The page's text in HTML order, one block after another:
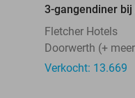
3-gangendiner
Fletcher Hotels
Doorwerth (+
Verkocht: 13.669